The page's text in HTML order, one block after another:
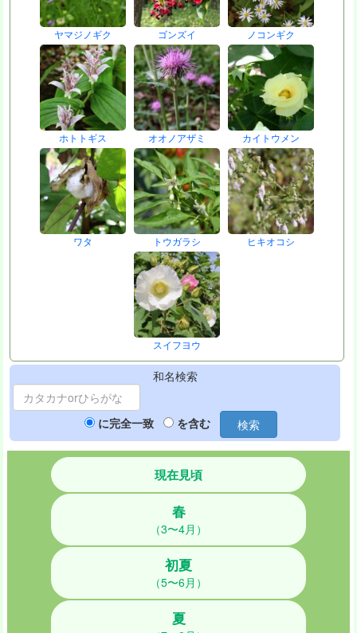
ヤマジノギク ゴンズイ ノコンギク
ホトトギス オオノアザミ カイトウメン
ワタ トウガラシ ヒキオコシ
スイフヨウ
和名検索
に完全一致 を含む 検索
現在見頃
春
（3〜4月）
初夏
（5〜6月）
夏